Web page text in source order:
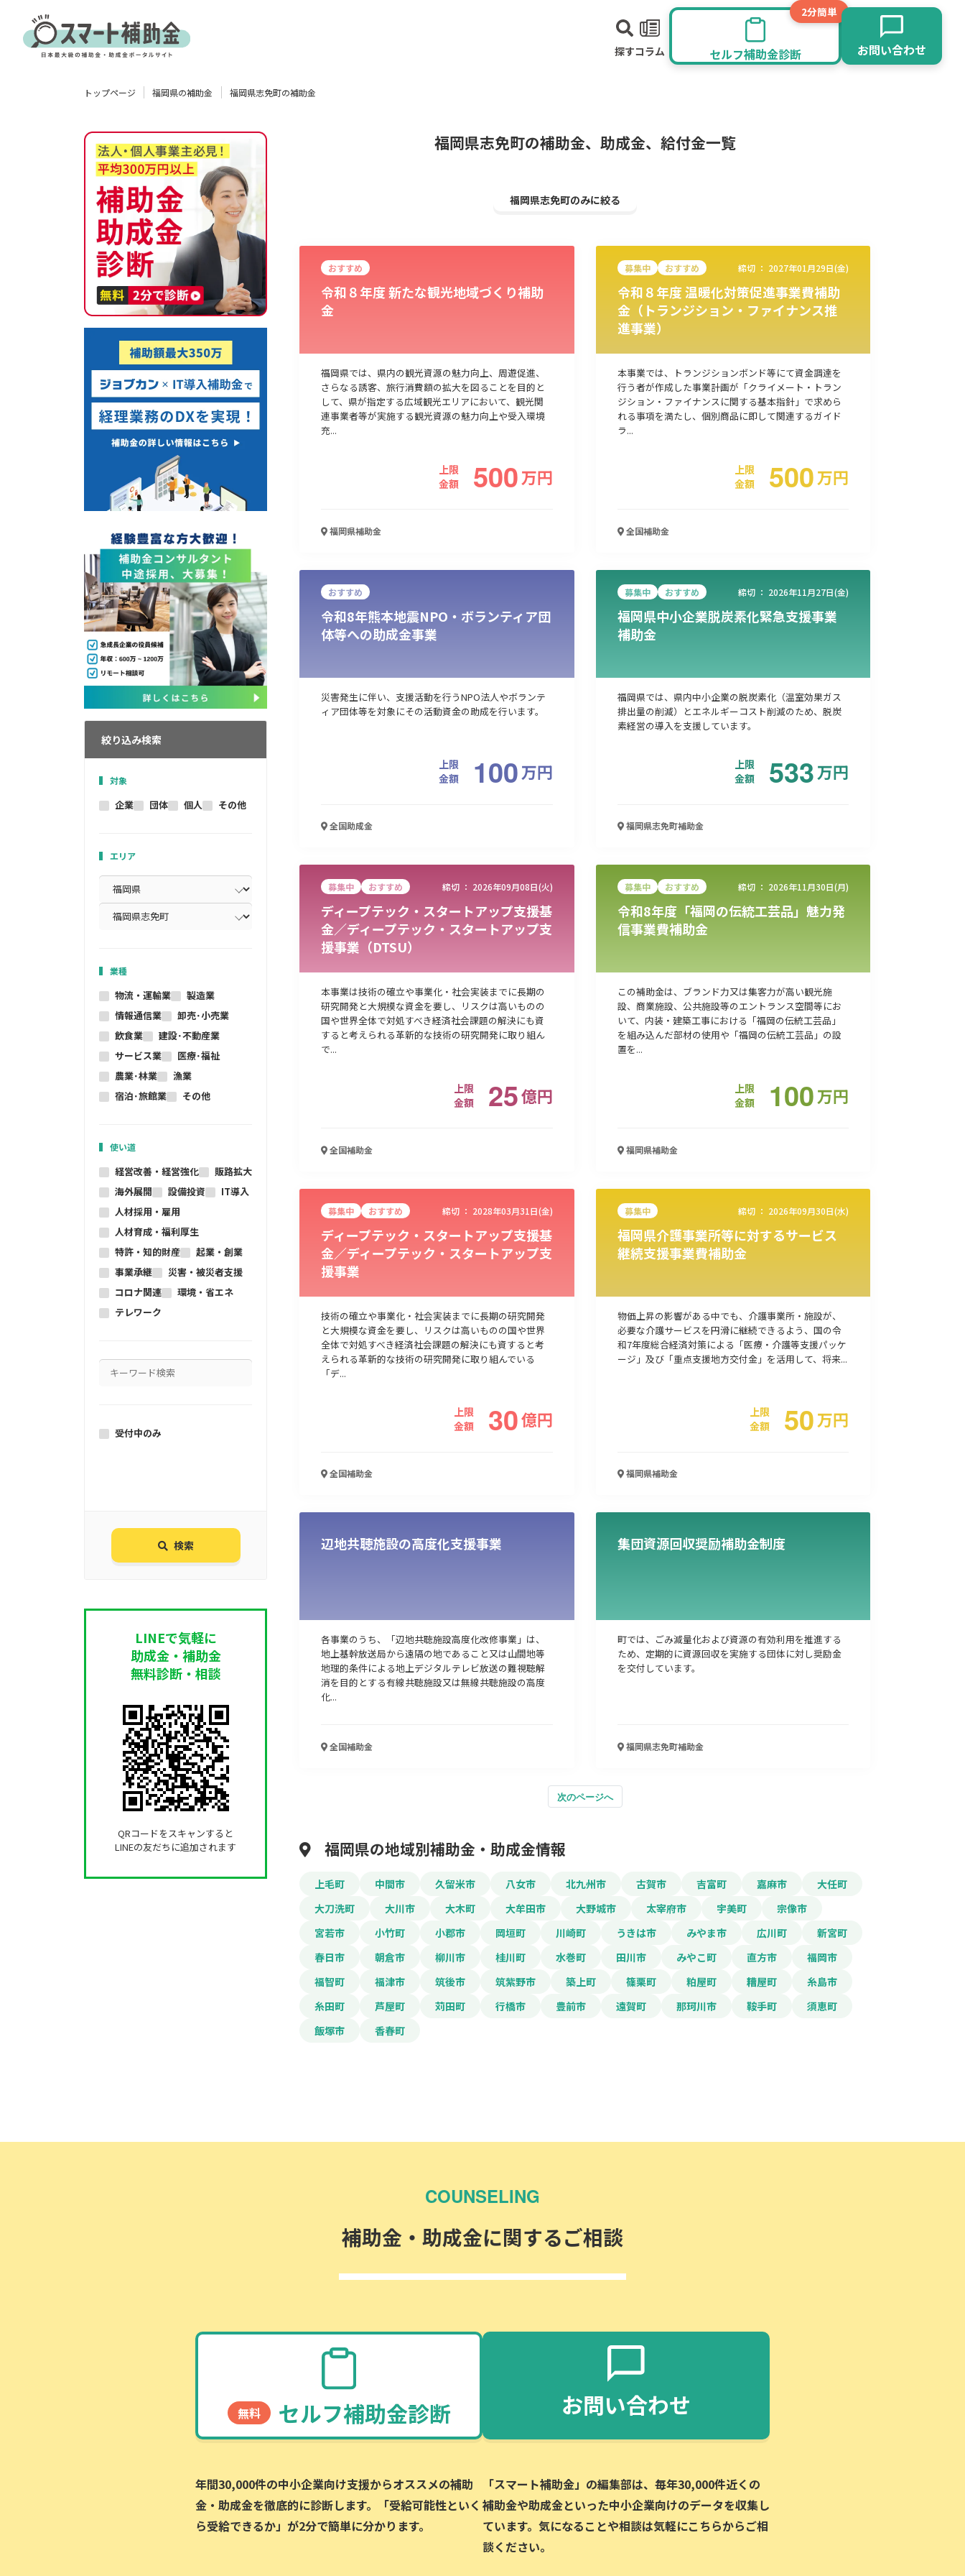
探すコラム
2分簡単
セルフ補助金診断 お問い合わせ
製造業 情報通信業 卸売･小売業 建設･不動産業 サービス業 医療･福祉 農業･林業 宿泊･旅館業 その他
販路拡大 海外展開
トップページ 福岡県の補助金 福岡県志免町の補助金
絞り込み検索
対象
企業 団体 個人 その他
エリア
業種
物流・運輸業
製造業
情報通信業
卸売･小売業
飲食業
建設･不動産業
サービス業
医療･福祉
農業･林業
漁業
宿泊･旅館業
その他
使い道
経営改善・経営強化
販路拡大
海外展開
設備投資
IT導入
人材採用・雇用
人材育成・福利厚生
特許・知的財産
起業・創業
事業承継
災害・被災者支援
コロナ関連
環境・省エネ
テレワーク
受付中のみ
検索
LINEで気軽に
助成金・補助金
無料診断・相談
QRコードをスキャンすると
LINEの友だちに追加されます
福岡県志免町の補助金、助成金、給付金一覧
福岡県志免町のみに絞る
おすすめ
令和８年度 新たな観光地域づくり補助
金
福岡県では、県内の観光資源の魅力向上、周遊促進、
さらなる誘客、旅行消費額の拡大を図ることを目的と
して、県が指定する広域観光エリアにおいて、観光関
連事業者等が実施する観光資源の魅力向上や受入環境
充...
上限
金額
500万円
福岡県補助金
募集中 おすすめ 締切 ： 2027年01月29日(金)
令和８年度 温暖化対策促進事業費補助
金（トランジション・ファイナンス推
進事業）
本事業では、トランジションボンド等にて資金調達を
行う者が作成した事業計画が「クライメート・トラン
ジション・ファイナンスに関する基本指針」で求めら
れる事項を満たし、個別商品に即して関連するガイド
ラ...
上限
金額
500万円
全国補助金
おすすめ
令和8年熊本地震NPO・ボランティア団
体等への助成金事業
災害発生に伴い、支援活動を行うNPO法人やボランテ
ィア団体等を対象にその活動資金の助成を行います。
上限
金額
100万円
全国助成金
募集中 おすすめ 締切 ： 2026年11月27日(金)
福岡県中小企業脱炭素化緊急支援事業
補助金
福岡県では、県内中小企業の脱炭素化（温室効果ガス
排出量の削減）とエネルギーコスト削減のため、脱炭
素経営の導入を支援しています。​
上限
金額
533万円
福岡県志免町補助金
募集中 おすすめ 締切 ： 2026年09月08日(火)
ディープテック・スタートアップ支援基
金／ディープテック・スタートアップ支
援事業（DTSU）
本事業は技術の確立や事業化・社会実装までに長期の
研究開発と大規模な資金を要し、リスクは高いものの
国や世界全体で対処すべき経済社会課題の解決にも資
すると考えられる革新的な技術の研究開発に取り組ん
で...
上限
金額
25億円
全国補助金
募集中 おすすめ 締切 ： 2026年11月30日(月)
令和8年度「福岡の伝統工芸品」魅力発
信事業費補助金
この補助金は、ブランド力又は集客力が高い観光施
設、商業施設、公共施設等のエントランス空間等にお
いて、内装・建築工事における「福岡の伝統工芸品」
を組み込んだ部材の使用や「福岡の伝統工芸品」の設
置を...
上限
金額
100万円
福岡県補助金
募集中 おすすめ 締切 ： 2028年03月31日(金)
ディープテック・スタートアップ支援基
金／ディープテック・スタートアップ支
援事業
技術の確立や事業化・社会実装までに長期の研究開発
と大規模な資金を要し、リスクは高いものの国や世界
全体で対処すべき経済社会課題の解決にも資すると考
えられる革新的な技術の研究開発に取り組んでいる
「デ...
上限
金額
30億円
全国補助金
募集中 締切 ： 2026年09月30日(水)
福岡県介護事業所等に対するサービス
継続支援事業費補助金
物価上昇の影響がある中でも、介護事業所・施設が、
必要な介護サービスを円滑に継続できるよう、国の令
和7年度総合経済対策による「医療・介護等支援パッケ
ージ」及び「重点支援地方交付金」を活用して、将来...
上限
金額
50万円
福岡県補助金
辺地共聴施設の高度化支援事業
各事業のうち、「辺地共聴施設高度化改修事業」は、
地上基幹放送局から遠隔の地であること又は山間地等
地理的条件による地上デジタルテレビ放送の難視聴解
消を目的とする有線共聴施設又は無線共聴施設の高度
化...
全国補助金
集団資源回収奨励補助金制度
町では、ごみ減量化および資源の有効利用を推進する
ため、定期的に資源回収を実施する団体に対し奨励金
を交付しています。
福岡県志免町補助金
次のページへ
福岡県の地域別補助金・助成金情報
上毛町 中間市 久留米市 八女市 北九州市 古賀市 吉富町 嘉麻市
大任町
大刀洗町
大川市 大木町 大牟田市 大野城市 太宰府市 宇美町
宗像市
宮若市
小竹町 小郡市 岡垣町 川崎町 うきは市 みやま市 広川町
新宮町
春日市
朝倉市 柳川市 桂川町 水巻町 田川市 みやこ町 直方市
福岡市
福智町
福津市 筑後市 筑紫野市 築上町 篠栗町 粕屋町 糟屋町
糸島市
糸田町
芦屋町 苅田町 行橋市 豊前市 遠賀町 那珂川市 鞍手町
須恵町
飯塚市
香春町
COUNSELING
補助金・助成金に関するご相談
無料 セルフ補助金診断
年間30,000件の中小企業向け支援からオススメの補助
金・助成金を徹底的に診断します。「受給可能性といく
ら受給できるか」が2分で簡単に分かります。
お問い合わせ
「スマート補助金」の編集部は、毎年30,000件近くの
補助金や助成金といった中小企業向けのデータを収集し
ています。気になることや相談は気軽にこちらからご相
談ください。